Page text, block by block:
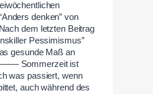
denken” von
dem letzten Beitrag
Pessimismus”
gesunde Maß an
Sommerzeit ist
was passiert, wenn
auch während des